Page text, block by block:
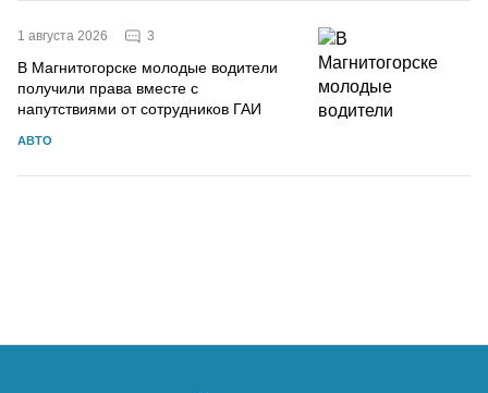
1 августа 2026 3
В Магнитогорске молодые водители
получили права вместе с
напутствиями от сотрудников ГАИ
АВТО